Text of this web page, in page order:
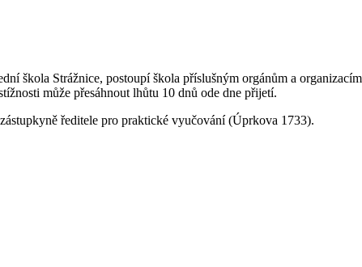
škola Strážnice, postoupí škola příslušným orgánům a
může přesáhnout lhůtu 10 dnů ode dne přijetí.
ředitele pro praktické vyučování (Úprkova 1733).